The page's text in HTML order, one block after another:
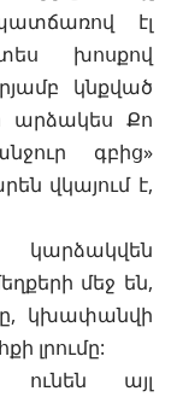
էլ
խոսքով
կնքված
Քո
գբից»
վկայում է,
մեջ են,
կխափանվի
լրումը:
այլ